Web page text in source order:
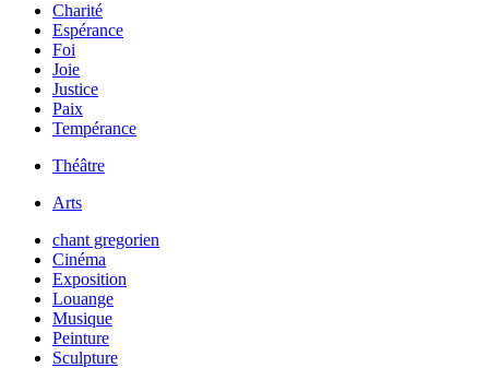
Charité
Espérance
Foi
Joie
Justice
Paix
Tempérance
Théâtre
Arts
chant gregorien
Cinéma
Exposition
Louange
Musique
Peinture
Sculpture